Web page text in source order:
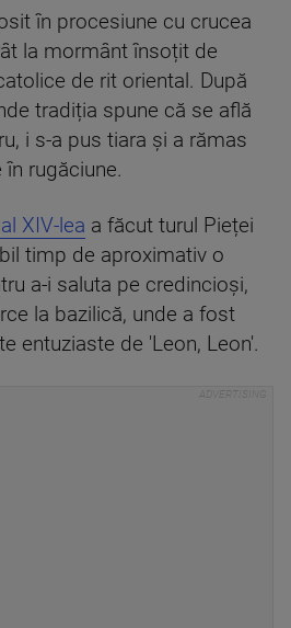
în procesiune cu crucea
la mormânt însoțit de
de rit oriental. După
tradiția spune că se află
i s-a pus tiara și a rămas
rugăciune.
XIV-lea a făcut turul Pieței
timp de aproximativ o
a-i saluta pe credincioși,
la bazilică, unde a fost
entuziaste de 'Leon, Leon'.